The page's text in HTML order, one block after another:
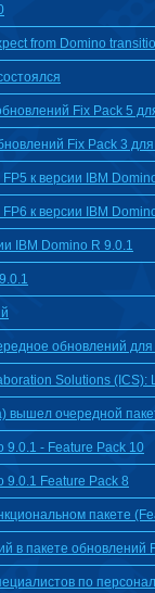
from Domino
Fix Pack 5
Fix Pack 3
к версии IBM
к версии IBM
IBM Domino R 9.0.1
обновлений
Solutions (ICS):
вышел очередной
9.0.1 - Feature Pack 10
9.0.1 Feature Pack 8
пакете
в пакете обновлений
по